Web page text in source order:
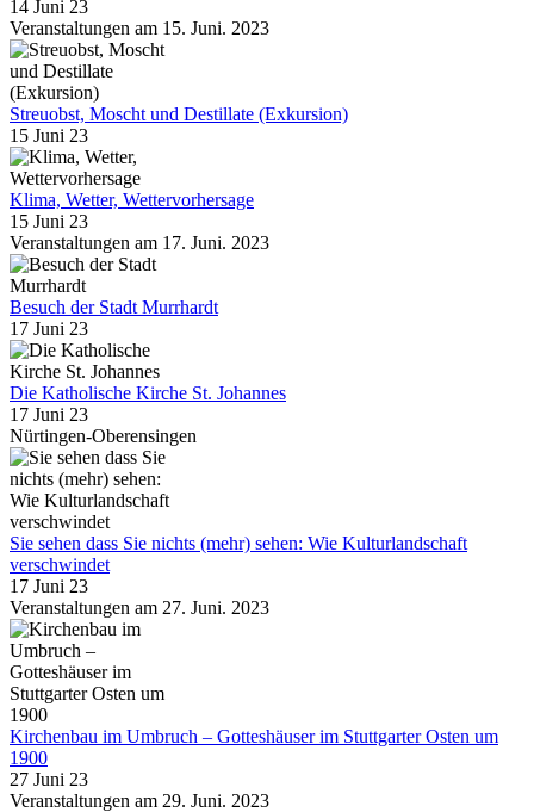
14 Juni 23
Veranstaltungen am 15. Juni. 2023
Streuobst, Moscht und Destillate (Exkursion)
15 Juni 23
Klima, Wetter, Wettervorhersage
15 Juni 23
Veranstaltungen am 17. Juni. 2023
Besuch der Stadt Murrhardt
17 Juni 23
Die Katholische Kirche St. Johannes
17 Juni 23
Nürtingen-Oberensingen
Sie sehen dass Sie nichts (mehr) sehen: Wie Kulturlandschaft
verschwindet
17 Juni 23
Veranstaltungen am 27. Juni. 2023
Kirchenbau im Umbruch – Gotteshäuser im Stuttgarter Osten um
1900
27 Juni 23
Veranstaltungen am 29. Juni. 2023